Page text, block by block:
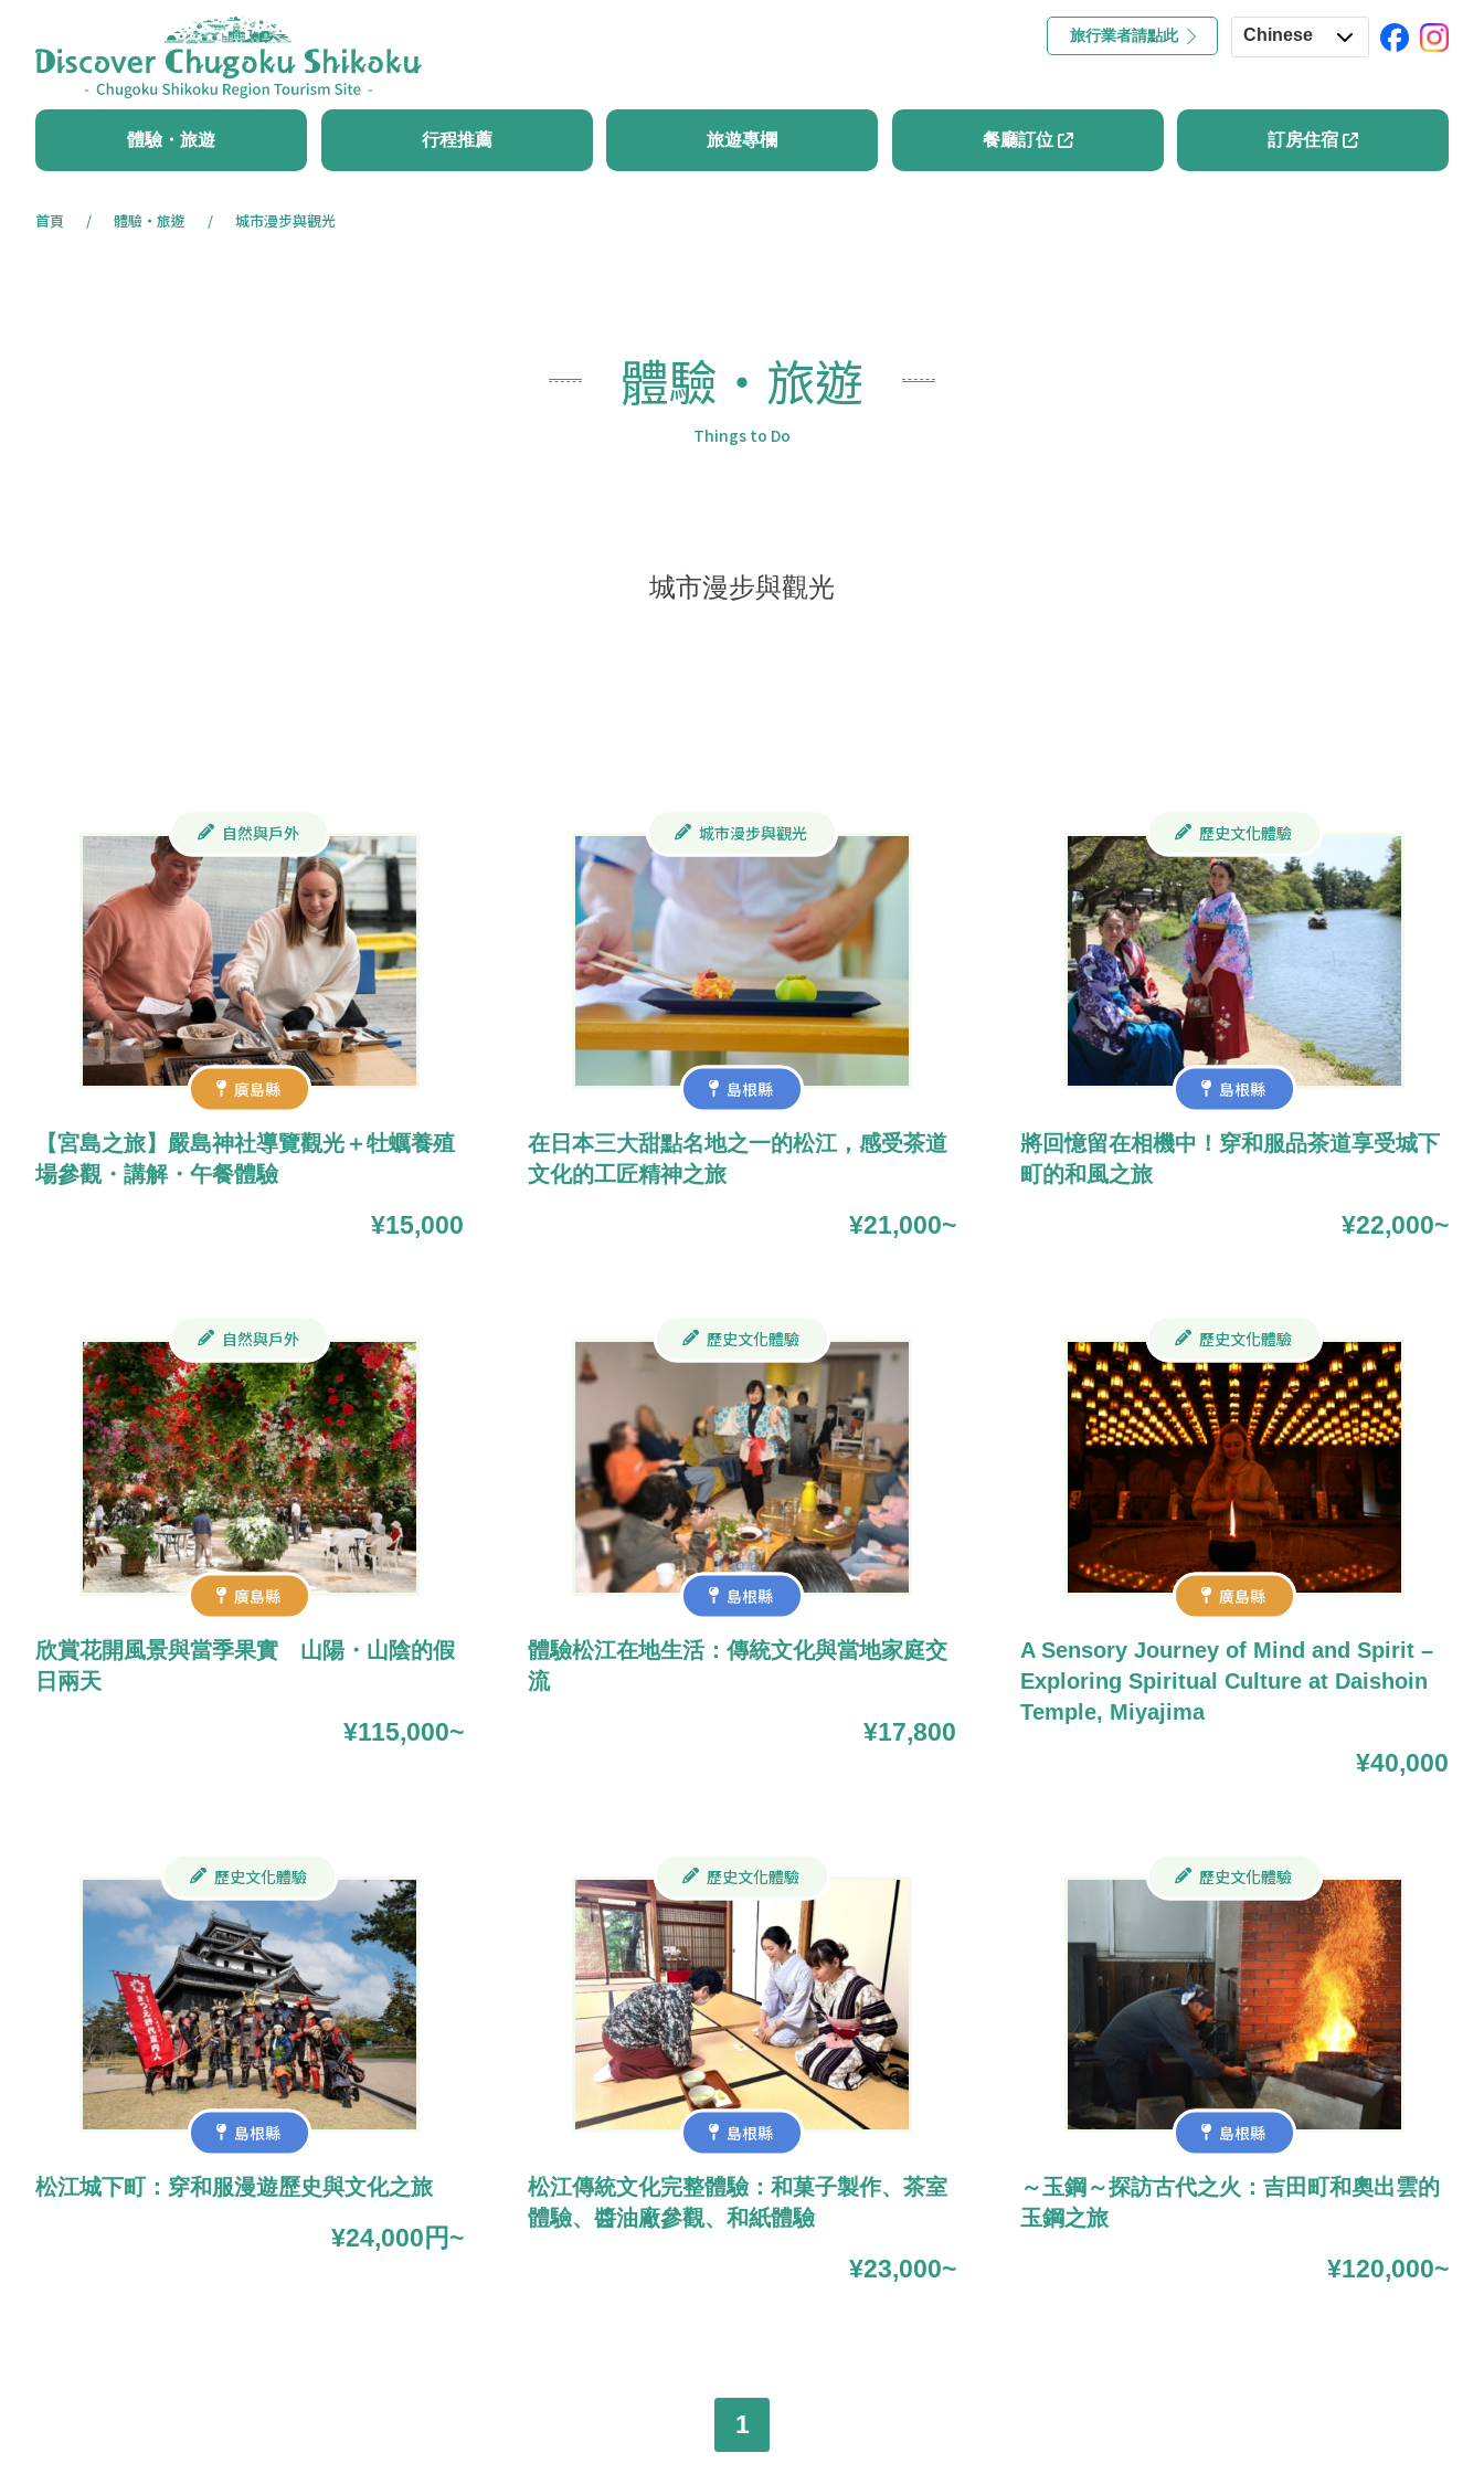
旅行業者請點此
Japanese
Korean
Chinese
體驗・旅遊 行程推薦 旅遊專欄 餐廳訂位 訂房住宿
首頁 體驗・旅遊 城市漫步與觀光
體驗・旅遊
Things to Do
城市漫步與觀光
廣島縣
自然與戶外
【宮島之旅】嚴島神社導覽觀光＋牡蠣養殖
場參觀・講解・午餐體驗
¥15,000
島根縣
城市漫步與觀光
在日本三大甜點名地之一的松江，感受茶道
文化的工匠精神之旅
¥21,000~
島根縣
歷史文化體驗
將回憶留在相機中！穿和服品茶道享受城下
町的和風之旅
¥22,000~
廣島縣
自然與戶外
欣賞花開風景與當季果實 山陽・山陰的假
日兩天
¥115,000~
島根縣
歷史文化體驗
體驗松江在地生活：傳統文化與當地家庭交
流
¥17,800
廣島縣
歷史文化體驗
A Sensory Journey of Mind and Spirit –
Exploring Spiritual Culture at Daishoin
Temple, Miyajima
¥40,000
島根縣
歷史文化體驗
松江城下町：穿和服漫遊歷史與文化之旅
¥24,000円~
島根縣
歷史文化體驗
松江傳統文化完整體驗：和菓子製作、茶室
體驗、醬油廠參觀、和紙體驗
¥23,000~
島根縣
歷史文化體驗
～玉鋼～探訪古代之火：吉田町和奧出雲的
玉鋼之旅
¥120,000~
1
餐廳訂位 訂房住宿